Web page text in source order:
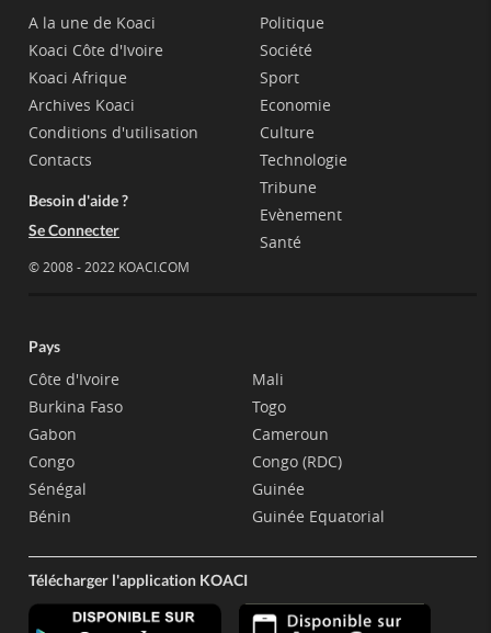
A la une de Koaci
Koaci Côte d'Ivoire
Koaci Afrique
Archives Koaci
Conditions d'utilisation
Contacts
Besoin d'aide ?
Se Connecter
© 2008 - 2022 KOACI.COM
Politique
Société
Sport
Economie
Culture
Technologie
Tribune
Evènement
Santé
Pays
Côte d'Ivoire
Burkina Faso
Gabon
Congo
Sénégal
Bénin
Mali
Togo
Cameroun
Congo (RDC)
Guinée
Guinée Equatorial
Télécharger l'application KOACI